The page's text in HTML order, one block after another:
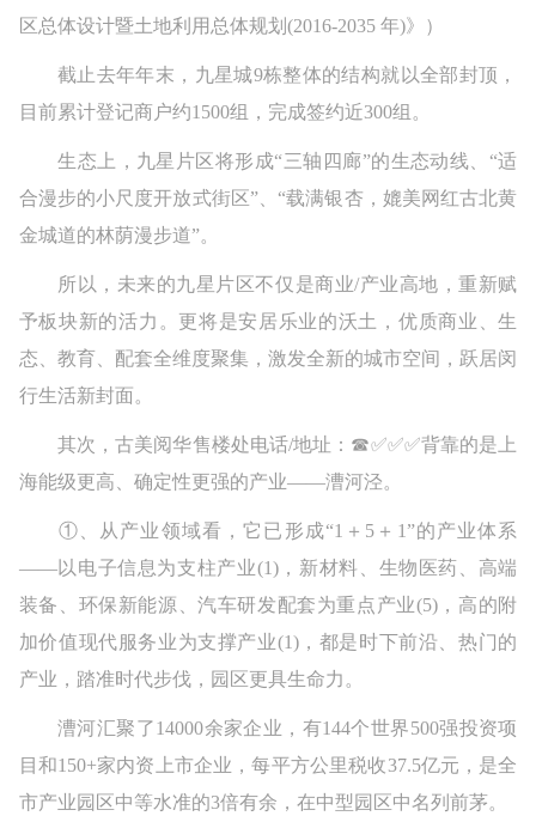
区总体设计暨土地利用总体规划(2016-2035 年)》）
截止去年年末，九星城9栋整体的结构就以全部封顶，
目前累计登记商户约1500组，完成签约近300组。
生态上，九星片区将形成“三轴四廊”的生态动线、“适
合漫步的小尺度开放式街区”、“载满银杏，媲美网红古北黄
金城道的林荫漫步道”。
所以，未来的九星片区不仅是商业/产业高地，重新赋
予板块新的活力。更将是安居乐业的沃土，优质商业、生
态、教育、配套全维度聚集，激发全新的城市空间，跃居闵
行生活新封面。
其次，古美阅华售楼处电话/地址：☎✅✅✅背靠的是上
海能级更高、确定性更强的产业——漕河泾。
①、从产业领域看，它已形成“1＋5＋1”的产业体系
——以电子信息为支柱产业(1)，新材料、生物医药、高端
装备、环保新能源、汽车研发配套为重点产业(5)，高的附
加价值现代服务业为支撑产业(1)，都是时下前沿、热门的
产业，踏准时代步伐，园区更具生命力。
漕河汇聚了14000余家企业，有144个世界500强投资项
目和150+家内资上市企业，每平方公里税收37.5亿元，是全
市产业园区中等水准的3倍有余，在中型园区中名列前茅。